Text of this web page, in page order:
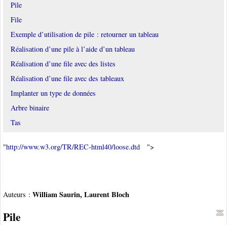
Pile
File
Exemple d’utilisation de pile : retourner un tableau
Réalisation d’une pile à l’aide d’un tableau
Réalisation d’une file avec des listes
Réalisation d’une file avec des tableaux
Implanter un type de données
Arbre binaire
Tas
"http://www.w3.org/TR/REC-html40/loose.dtd ">
Auteurs : William Saurin, Laurent Bloch
Pile